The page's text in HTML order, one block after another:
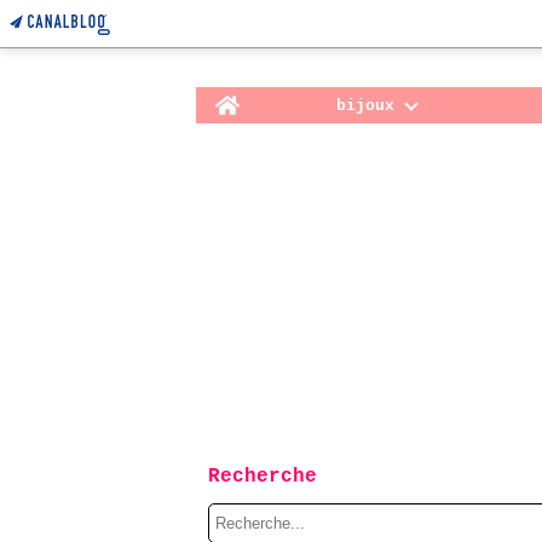
Home
bijoux
Recherche